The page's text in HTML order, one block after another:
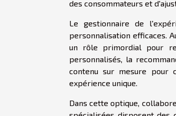
des consommateurs et
Le gestionnaire de
personnalisation efficaces.
un rôle primordial pour
personnalisés, la
contenu sur mesure pour
expérience unique.
Dans cette optique,